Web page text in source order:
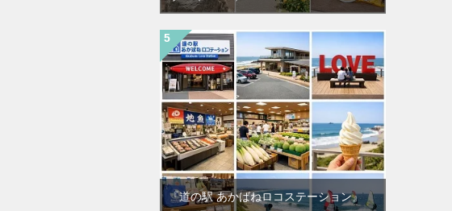
『道の駅 あかばねロコステーション』